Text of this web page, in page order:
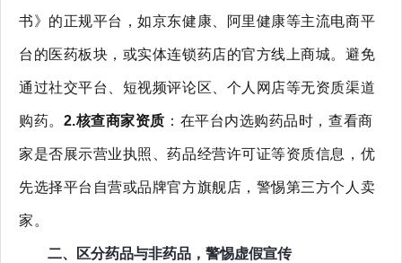
书》的正规平台，如京东健康、阿里健康等主流电商平
台的医药板块，或实体连锁药店的官方线上商城。避免
通过社交平台、短视频评论区、个人网店等无资质渠道
购药。 2.核查商家资质 ：在平台内选购药品时，查看商
家是否展示营业执照、药品经营许可证等资质信息，优
先选择平台自营或品牌官方旗舰店，警惕第三方个人卖
家。
二、区分药品与非药品，警惕虚假宣传